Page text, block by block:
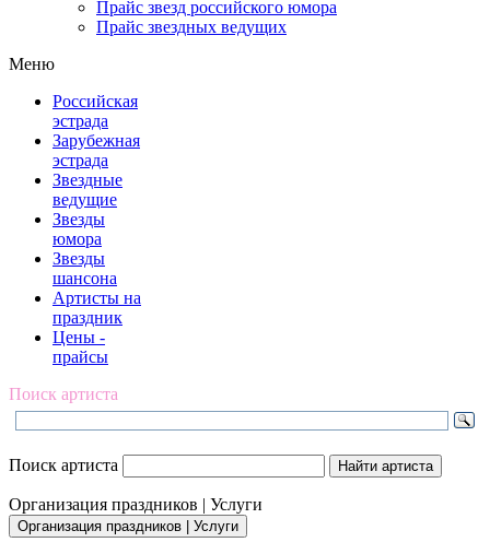
Прайс звезд российского юмора
Прайс звездных ведущих
Меню
Российская
эстрада
Зарубежная
эстрада
Звездные
ведущие
Звезды
юмора
Звезды
шансона
Артисты на
праздник
Цены -
прайсы
Поиск артиста
Поиск артиста
Организация праздников | Услуги
Организация праздников | Услуги